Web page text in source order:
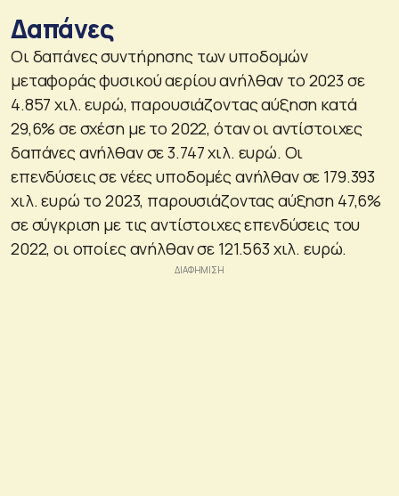
Δαπάνες
Οι δαπάνες συντήρησης των υποδομών
μεταφοράς φυσικού αερίου ανήλθαν το 2023 σε
4.857 χιλ. ευρώ, παρουσιάζοντας αύξηση κατά
29,6% σε σχέση με το 2022, όταν οι αντίστοιχες
δαπάνες ανήλθαν σε 3.747 χιλ. ευρώ. Οι
επενδύσεις σε νέες υποδομές ανήλθαν σε 179.393
χιλ. ευρώ το 2023, παρουσιάζοντας αύξηση 47,6%
σε σύγκριση με τις αντίστοιχες επενδύσεις του
2022, οι οποίες ανήλθαν σε 121.563 χιλ. ευρώ.